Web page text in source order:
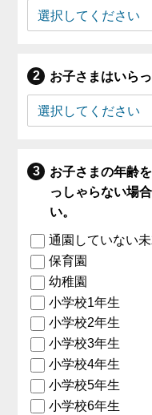
お子さまはいら
お子さまの年齢
っしゃらない場
い。
通園していない
保育園
幼稚園
小学校1年生
小学校2年生
小学校3年生
小学校4年生
小学校5年生
小学校6年生